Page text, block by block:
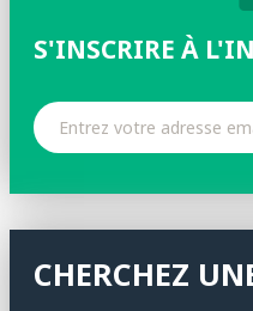
S'INSCRIRE À
CHERCHEZ